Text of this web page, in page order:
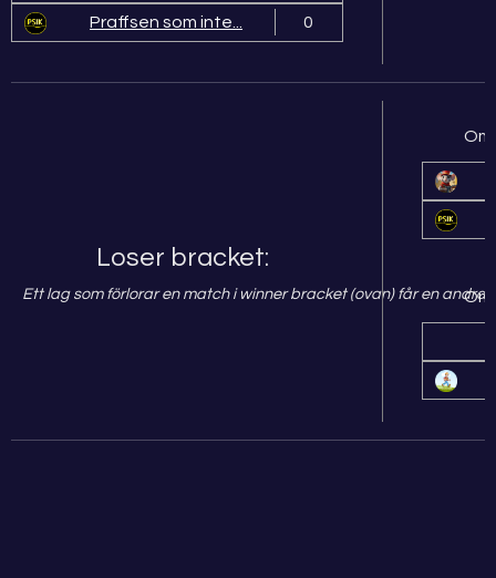
Praffsen som inte... 0
Loser bracket:
Ett lag som förlorar en match i winner bracket (ovan) får en